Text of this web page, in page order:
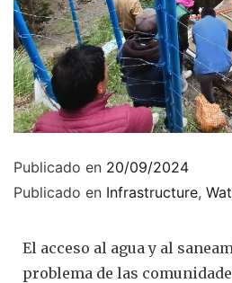
Publicado en 20/09/2024
Publicado en Infrastructure,
El acceso al agua y al
problema de las